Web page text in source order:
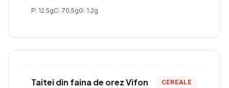
P: 12.5gC: 70.5gG: 1.2g
Taitei din faina de orez Vifon CEREALE